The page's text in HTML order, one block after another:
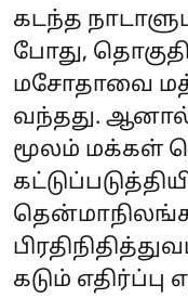
கடந்த
போது,
மசோதாவை
வந்தது.
மூலம் மக்கள்
கடும்